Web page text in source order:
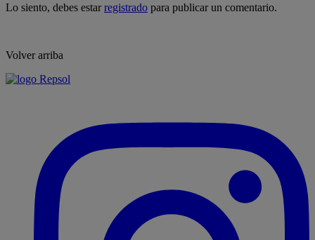
Lo siento, debes estarregistrado para publicar un comentario.
Volver arriba